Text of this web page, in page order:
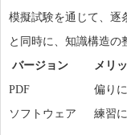
模擬試験を通じて、逐
と同時に、知識構造の
バージョン
メリ
PDF
偏り
ソフトウェア
練習